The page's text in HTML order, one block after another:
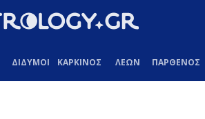
ΔΙΔΥΜΟΙ ΚΑΡΚΙΝΟΣ ΛΕΩΝ ΠΑΡΘΕΝΟΣ